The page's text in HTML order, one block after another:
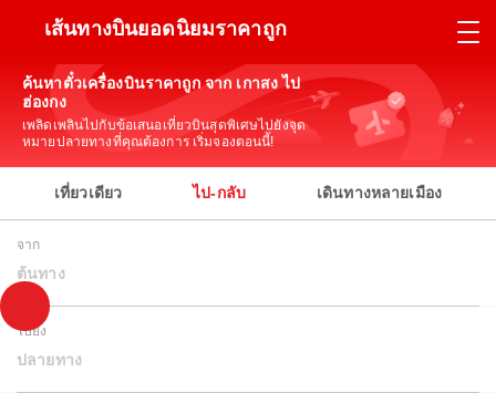
เส้นทางบินยอดนิยมราคาถูก
ค้นหาตั๋วเครื่องบินราคาถูก จาก เกาสง ไป
ฮ่องกง
เพลิดเพลินไปกับข้อเสนอเที่ยวบินสุดพิเศษไปยังจุด
หมายปลายทางที่คุณต้องการ เริ่มจองตอนนี้!
เที่ยวเดียว ไป-กลับ เดินทางหลายเมือง
จาก
ต้นทาง
ไปยัง
ปลายทาง